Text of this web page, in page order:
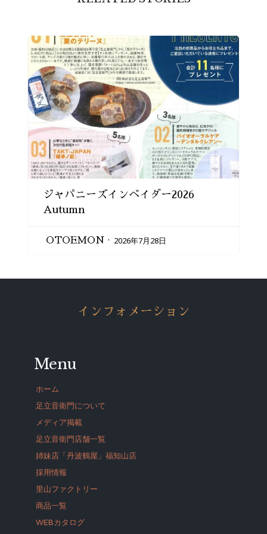
ジャパニーズインベイダー2026
Autumn
OTOEMON 2026年7月28日
インフォメーション
Menu
ホーム
足立音衛門について
メディア掲載
足立音衛門店舗一覧
姉妹店「丹波鶴屋」福知山店
採用情報
里山ファクトリー
商品一覧
WEBカタログ